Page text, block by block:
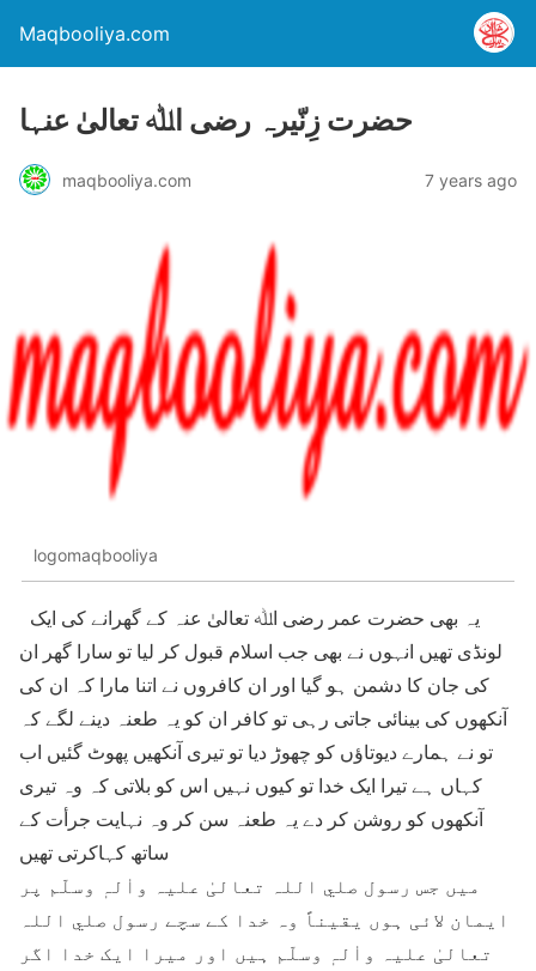
Maqbooliya.com
حضرت زِنّیرہ رضی اﷲ تعالیٰ عنہا
maqbooliya.com 7 years ago
logomaqbooliya
لونڈی تھیں انہوں نے بھی جب اسلام قبول کر لیا تو سارا گھر ان
کی جان کا دشمن ہو گیا اور ان کافروں نے اتنا مارا کہ ان کی
آنکھوں کی بینائی جاتی رہی تو کافر ان کو یہ طعنہ دینے لگے کہ
تو نے ہمارے دیوتاؤں کو چھوڑ دیا تو تیری آنکھیں پھوٹ گئیں اب
کہاں ہے تیرا ایک خدا تو کیوں نہیں اس کو بلاتی کہ وہ تیری
آنکھوں کو روشن کر دے یہ طعنہ سن کر وہ نہایت جرأت کے
ساتھ کہاکرتی تھیں
میں جس رسول صلي اللہ تعالیٰ علیہ واٰلہٖ وسلّم پر
ایمان لائی ہوں یقیناً وہ خدا کے سچے رسول صلي اللہ
تعالیٰ علیہ واٰلہٖ وسلّم ہیں اور میرا ایک خدا اگر